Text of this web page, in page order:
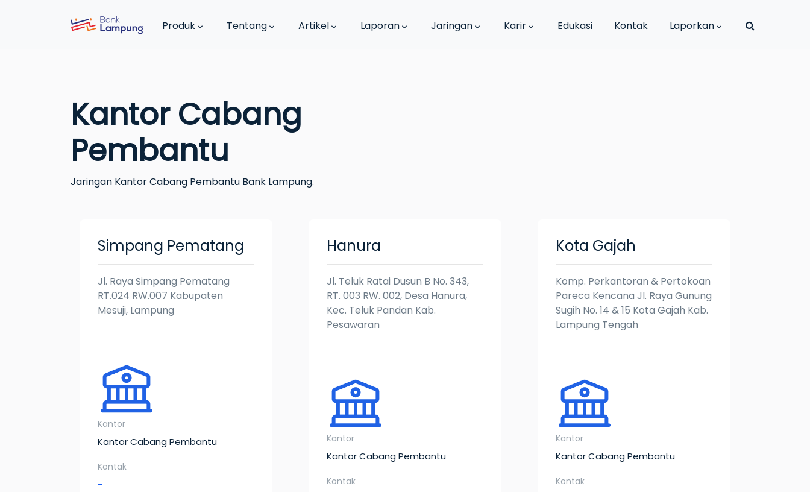
Produk Tentang Artikel Laporan Jaringan Karir Edukasi Kontak Laporkan
Kantor Cabang
Pembantu
Jaringan Kantor Cabang Pembantu Bank Lampung.
Simpang Pematang
Jl. Raya Simpang Pematang
RT.024 RW.007 Kabupaten
Mesuji, Lampung
Kantor
Kantor Cabang Pembantu
Kontak
-
Hanura
Jl. Teluk Ratai Dusun B No. 343,
RT. 003 RW. 002, Desa Hanura,
Kec. Teluk Pandan Kab.
Pesawaran
Kantor
Kantor Cabang Pembantu
Kontak
Kota Gajah
Komp. Perkantoran & Pertokoan
Pareca Kencana Jl. Raya Gunung
Sugih No. 14 & 15 Kota Gajah Kab.
Lampung Tengah
Kantor
Kantor Cabang Pembantu
Kontak